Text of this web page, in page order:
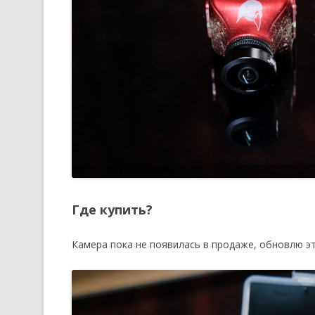
Где купить?
Камера пока не появилась в продаже, обновлю